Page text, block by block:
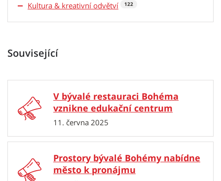
Kultura & kreativní odvětví 122
Související
V bývalé restauraci Bohéma
vznikne edukační centrum
11. června 2025
Prostory bývalé Bohémy nabídne
město k pronájmu